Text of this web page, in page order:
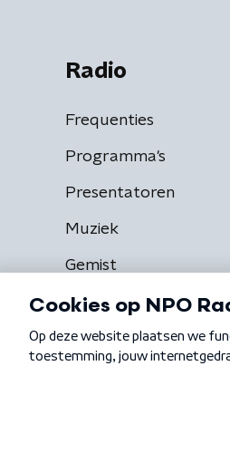
Radio
Frequenties
Programma's
Presentatoren
Muziek
Gemist
Algemene voorwaarden